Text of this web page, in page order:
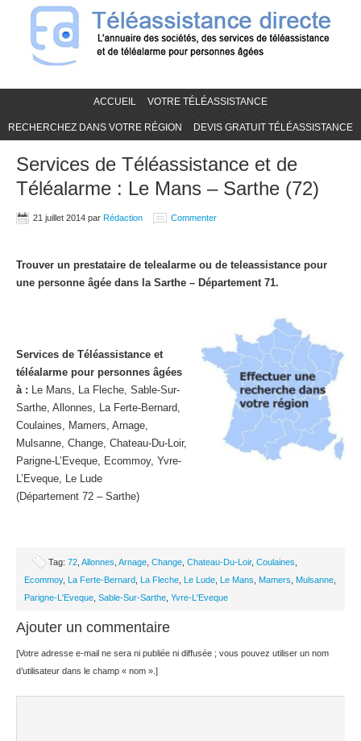
ACCUEIL VOTRE TÉLÉASSISTANCE
RECHERCHEZ DANS VOTRE RÉGION DEVIS GRATUIT TÉLÉASSISTANCE
Services de Téléassistance et de
Téléalarme : Le Mans – Sarthe (72)
21 juillet 2014 par Rédaction Commenter
Trouver un prestataire de telealarme ou de teleassistance pour
une personne âgée dans la Sarthe – Département 71.
Services de Téléassistance et
téléalarme pour personnes âgées
à : Le Mans, La Fleche, Sable-Sur-
Sarthe, Allonnes, La Ferte-Bernard,
Coulaines, Mamers, Arnage,
Mulsanne, Change, Chateau-Du-Loir,
Parigne-L’Eveque, Ecommoy, Yvre-
L’Eveque, Le Lude
(Département 72 – Sarthe)
Tag: 72 Allonnes Arnage Change Chateau-Du-Loir, Coulaines
Ecommoy, La Ferte-Bernard La Fleche Le Lude Le Mans Mamers Mulsanne
Parigne-L'Eveque Sable-Sur-Sarthe Yvre-L'Eveque
Ajouter un commentaire
[Votre adresse e-mail ne sera ni publiée ni diffusée ; vous pouvez utiliser un nom
d’utilisateur dans le champ « nom ».]